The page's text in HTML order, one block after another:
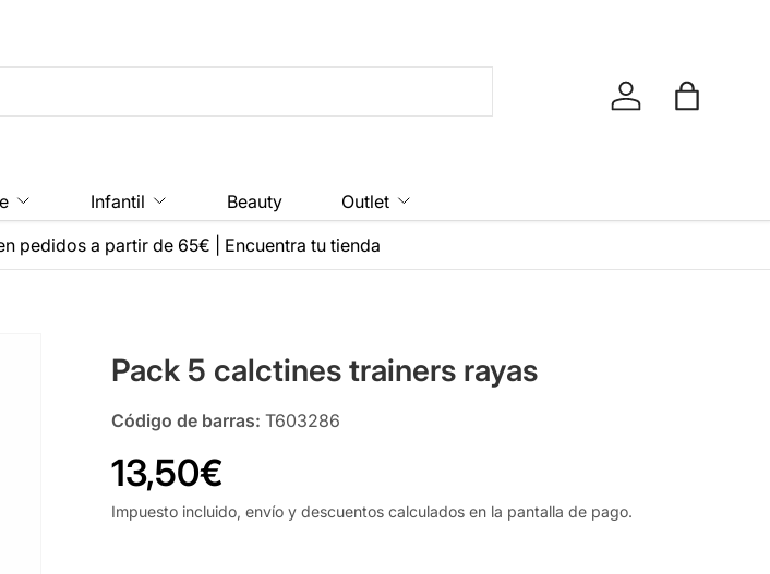
Iniciar sesión
Bolsa
Infantil Beauty
Outlet
pedidos a partir de 65€
Encuentra tu tienda
Pack 5 calctines trainers rayas
Código de barras: T603286
13,50€
Impuesto incluido, envío y descuentos calculados en la pantalla de pago.